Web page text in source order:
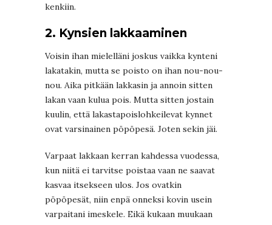
kenkiin.
2. Kynsien lakkaaminen
Voisin ihan mielelläni joskus vaikka kynteni
lakatakin, mutta se poisto on ihan nou-nou-
nou. Aika pitkään lakkasin ja annoin sitten
lakan vaan kulua pois. Mutta sitten jostain
kuulin, että lakastapoislohkeilevat kynnet
ovat varsinainen pöpöpesä. Joten sekin jäi.
Varpaat lakkaan kerran kahdessa vuodessa,
kun niitä ei tarvitse poistaa vaan ne saavat
kasvaa itsekseen ulos. Jos ovatkin
pöpöpesät, niin enpä onneksi kovin usein
varpaitani imeskele. Eikä kukaan muukaan